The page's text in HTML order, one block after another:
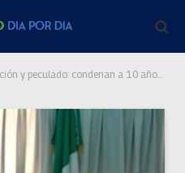
a 10 años a Carlos Barraza y piden investigar a exfuncionarios